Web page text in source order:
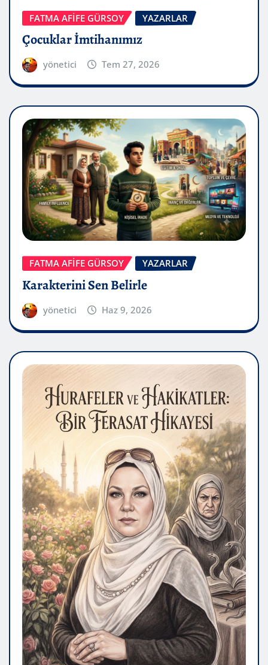
FATMA AFİFE GÜRSOY YAZARLAR
Çocuklar İmtihanımız
yönetici Tem 27, 2026
FATMA AFİFE GÜRSOY YAZARLAR
Karakterini Sen Belirle
yönetici Haz 9, 2026